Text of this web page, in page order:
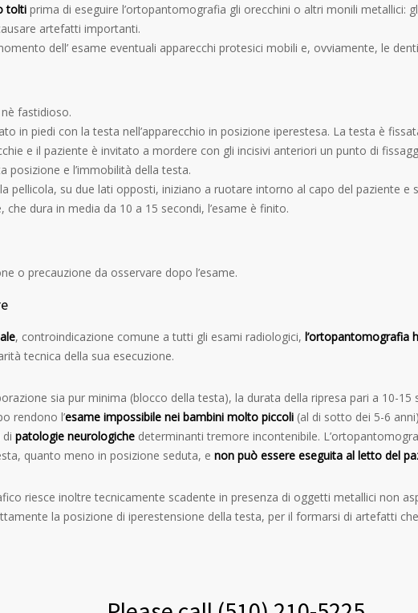
tolti prima di eseguire l’ortopantomografia gli orecchini o altri monili metallici:
artefatti importanti.
dell’ esame eventuali apparecchi protesici mobili e, ovviamente, le
fastidioso.
in piedi con la testa nell’apparecchio in posizione iperestesa. La testa è
e il paziente è invitato a mordere con gli incisivi anteriori un punto di
posizione e l’immobilità della testa.
pellicola, su due lati opposti, iniziano a ruotare intorno al capo del paziente e
dura in media da 10 a 15 secondi, l’esame è finito.
o precauzione da osservare dopo l’esame.
, controindicazione comune a tutti gli esami radiologici, l’ortopantomografia
tecnica della sua esecuzione.
sia pur minima (blocco della testa), la durata della ripresa pari a 10-
rendono l’esame impossibile nei bambini molto piccoli (al di sotto dei 5-6
di patologie neurologiche determinanti tremore incontenibile.
quanto meno in posizione seduta, e non può essere eseguita al letto del
riesce inoltre tecnicamente scadente in presenza di oggetti metallici non
la posizione di iperestensione della testa, per il formarsi di artefatti